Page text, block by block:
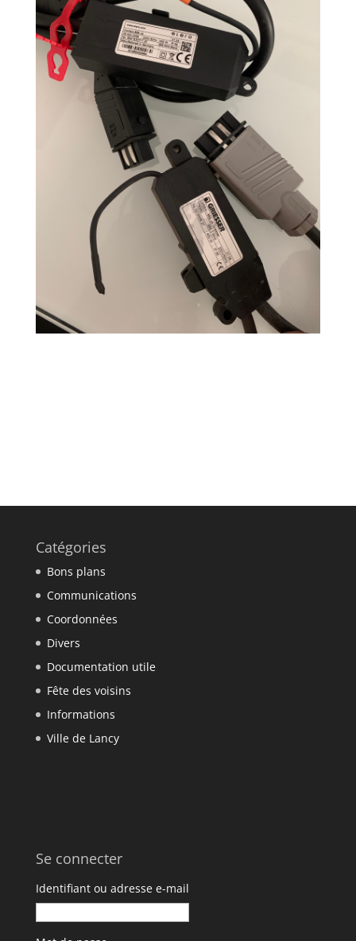
Catégories
Bons plans
Communications
Coordonnées
Divers
Documentation utile
Fête des voisins
Informations
Ville de Lancy
Se connecter
Identifiant ou adresse e-mail